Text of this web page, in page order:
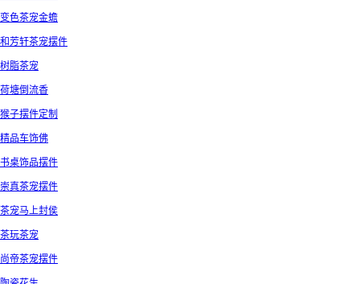
变色茶宠金蟾
和芳轩茶宠摆件
树脂茶宠
荷塘倒流香
猴子摆件定制
精品车饰佛
书桌饰品摆件
崇真茶宠摆件
茶宠马上封侯
茶玩茶宠
尚帝茶宠摆件